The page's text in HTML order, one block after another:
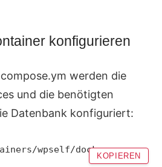
konfigurieren
werden die
und die benötigten
Datenbank konfiguriert:
wpself/docker-
KOPIEREN